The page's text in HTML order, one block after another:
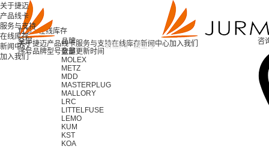
关于捷迈产品线卡服务与支持在线库存新闻中心加入我们
关于捷迈
产品线卡
服务与支持
在线库存
新闻中心
加入我们
首页 >在线库存
咨
全部
品牌
全部
MOLEX
METZ
MDD
MASTERPLUG
MALLORY
LRC
LITTELFUSE
LEMO
KUM
KST
KOA
序号品牌型号数量更新时间